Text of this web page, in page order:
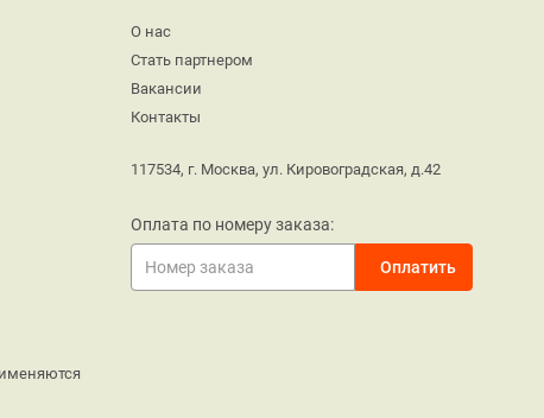
О нас
Стать партнером
Вакансии
Контакты
117534, г. Москва, ул. Кировоградская, д.42
Оплата по номеру заказа: